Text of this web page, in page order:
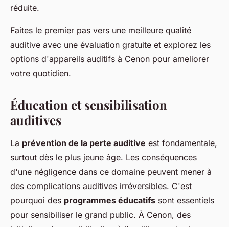
réduite.
Faites le premier pas vers une meilleure qualité
auditive avec une évaluation gratuite et explorez les
options d'appareils auditifs à Cenon pour ameliorer
votre quotidien.
Éducation et sensibilisation
auditives
La prévention de la perte auditive est fondamentale,
surtout dès le plus jeune âge. Les conséquences
d'une négligence dans ce domaine peuvent mener à
des complications auditives irréversibles. C'est
pourquoi des programmes éducatifs sont essentiels
pour sensibiliser le grand public. À Cenon, des